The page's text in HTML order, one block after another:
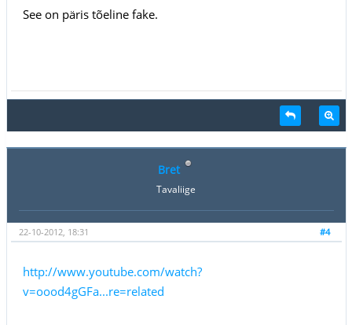
See on päris tõeline fake.
Bret
Tavaliige
#4
22-10-2012, 18:31
http://www.youtube.com/watch?
v=oood4gGFa...re=related